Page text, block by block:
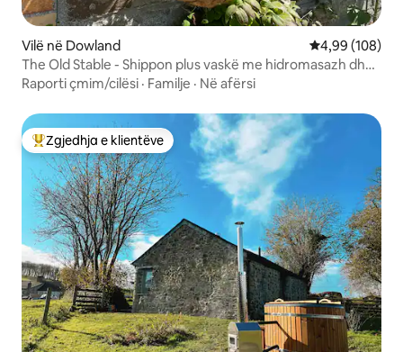
Vilë në Dowland Vlerësimi
4,99 (108)
The Old Stable - Shippon plus vaskë me hidromasazh dhe
sauna
Raporti çmim/cilësi · Familje · Në afërsi
Më të mirat e zgjedhjeve të klientëve
Zgjedhja e klientëve